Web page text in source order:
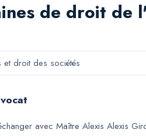
de droit de
droit des sociétés
avec Maître Alexis Alexis